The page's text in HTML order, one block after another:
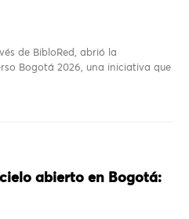
de BibloRed, abrió la
Bogotá 2026, una iniciativa que
abierto en Bogotá: